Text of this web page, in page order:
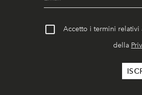
Accetto i termini relativi
della